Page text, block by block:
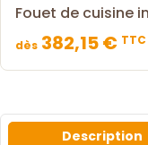
Fouet de cuisine
dès 382,15 € TTC
Description